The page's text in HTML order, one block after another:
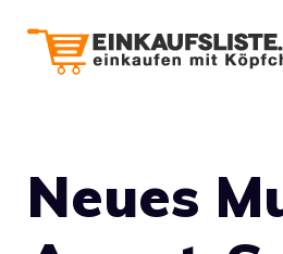
Inhalt
Neues